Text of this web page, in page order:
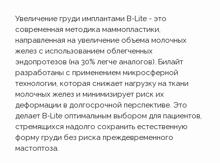
Увеличение груди имплантами B-Lite - это
современная методика маммопластики,
направленная на увеличение объема молочных
желез с использованием облегченных
эндопротезов (на 30% легче аналогов). Билайт
разработаны с применением микросферной
технологии, которая снижает нагрузку на ткани
молочных желез и минимизирует риск их
деформации в долгосрочной перспективе. Это
делает B-Lite оптимальным выбором для пациентов,
стремящихся надолго сохранить естественную
форму груди без риска преждевременного
мастоптоза.